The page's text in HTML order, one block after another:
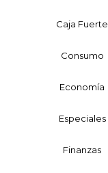
Caja Fuerte
Consumo
Economía
Especiales
Finanzas